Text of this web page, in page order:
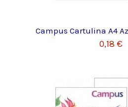
Campus Cartulina A4
0,18 €